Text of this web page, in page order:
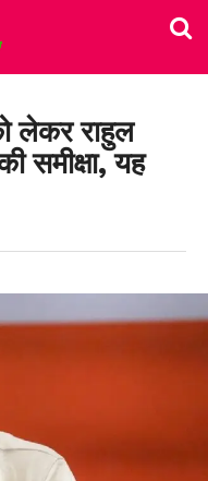
लेकर राहुल
समीक्षा, यह